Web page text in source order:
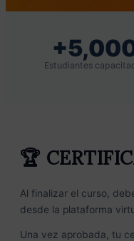
Estudiantes
🏆
Al finalizar el curso,
desde la plataforma
Una vez aprobada, tu